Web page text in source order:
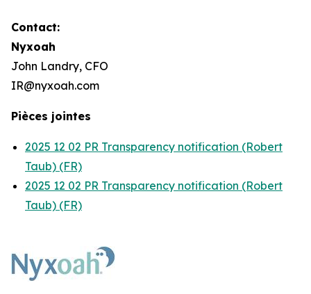
Contact:
Nyxoah
John Landry, CFO
IR@nyxoah.com
Pièces jointes
2025 12 02 PR Transparency notification (Robert
Taub) (FR)
2025 12 02 PR Transparency notification (Robert
Taub) (FR)